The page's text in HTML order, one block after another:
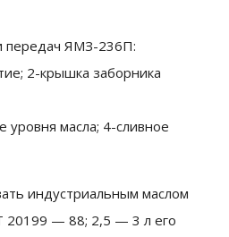
передач ЯМЗ-236П:
2-крышка заборника
уровня масла; 4-сливное
индустриальным маслом
20199 — 88; 2,5 — 3 л его